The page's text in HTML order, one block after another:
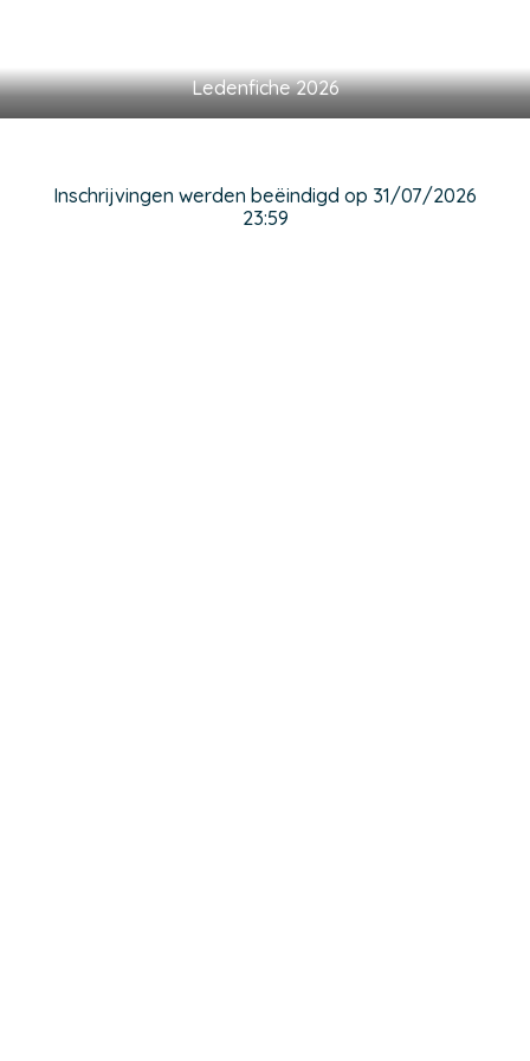
Ledenfiche 2026
Inschrijvingen werden beëindigd op 31/07/2026
23:59